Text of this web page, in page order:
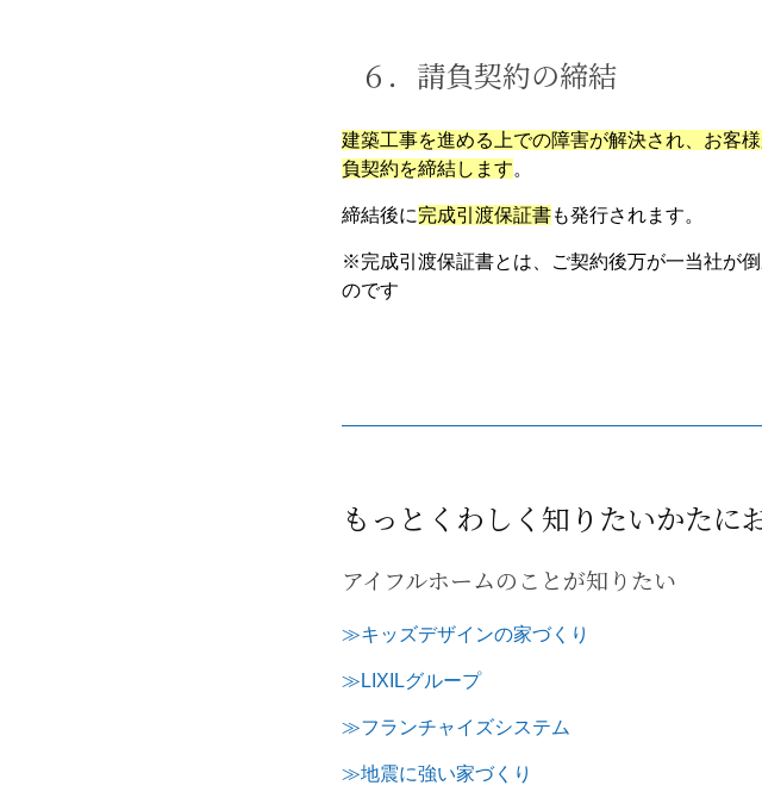
６．請負契約の締結
建築工事を進める上での障害が解決され、お客
負契約を締結します。
締結後に完成引渡保証書も発行されます。
※完成引渡保証書とは、ご契約後万が一当社が
のです
もっとくわしく知りたいかたに
アイフルホームのことが知りたい
≫キッズデザインの家づくり
≫LIXILグループ
≫フランチャイズシステム
≫地震に強い家づくり